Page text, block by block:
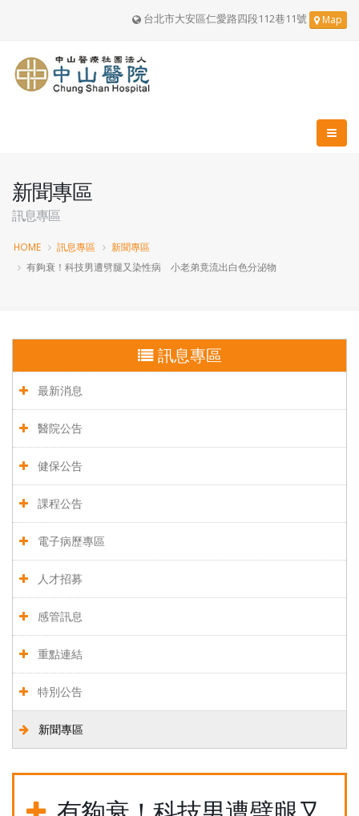
台北市大安區仁愛路四段112巷11號 Map
新聞專區
訊息專區
HOME 訊息專區
新聞專區
有夠衰！科技男遭劈腿又染性病 小老弟竟流出白色分泌物
訊息專區
最新消息
醫院公告
健保公告
課程公告
電子病歷專區
人才招募
感管訊息
重點連結
特別公告
新聞專區